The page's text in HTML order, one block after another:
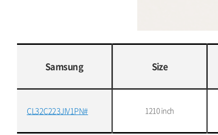
Samsung Size
CL32C223JIV1PN# 1210 inch